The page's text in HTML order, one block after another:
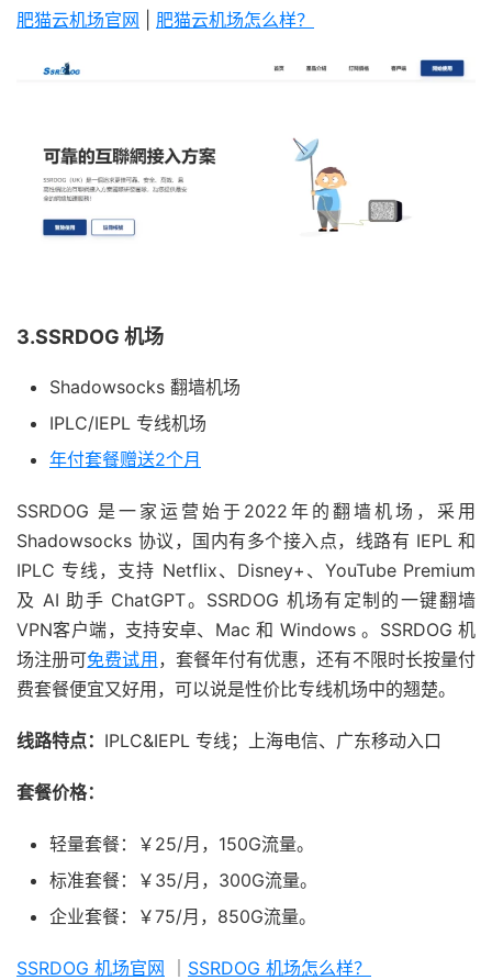
肥猫云机场官网 肥猫云机场怎么样？
3.SSRDOG 机场
Shadowsocks 翻墙机场
IPLC/IEPL 专线机场
年付套餐赠送2个月
SSRDOG 是一家运营始于2022年的翻墙机场，采用
Shadowsocks 协议，国内有多个接入点，线路有 IEPL 和
IPLC 专线，支持 Netflix、Disney+、YouTube Premium
及 AI 助手 ChatGPT。SSRDOG 机场有定制的一键翻墙
VPN客户端，支持安卓、Mac 和 Windows 。SSRDOG 机
场注册可免费试用 ，套餐年付有优惠，还有不限时长按量付
费套餐便宜又好用，可以说是性价比专线机场中的翘楚。
线路特点： IPLC&IEPL 专线；上海电信、广东移动入口
套餐价格：
轻量套餐：￥25/月，150G流量。
标准套餐：￥35/月，300G流量。
企业套餐：￥75/月，850G流量。
SSRDOG 机场官网 SSRDOG 机场怎么样？